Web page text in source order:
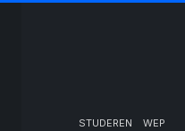
STUDEREN
WEP